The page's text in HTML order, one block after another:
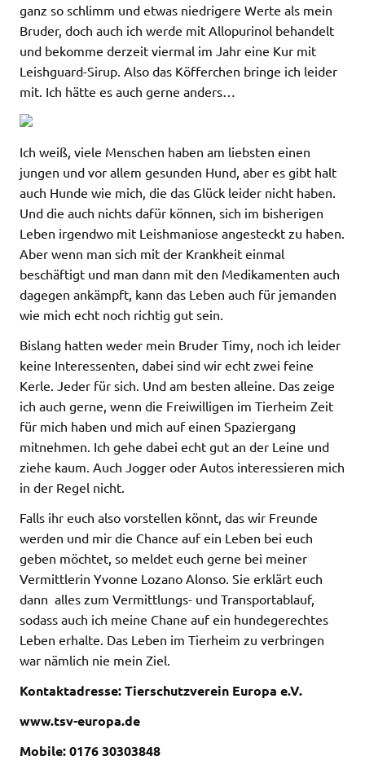
ganz so schlimm und etwas niedrigere Werte als mein
Bruder, doch auch ich werde mit Allopurinol behandelt
und bekomme derzeit viermal im Jahr eine Kur mit
Leishguard-Sirup. Also das Köfferchen bringe ich leider
mit. Ich hätte es auch gerne anders…
Ich weiß, viele Menschen haben am liebsten einen
jungen und vor allem gesunden Hund, aber es gibt halt
auch Hunde wie mich, die das Glück leider nicht haben.
Und die auch nichts dafür können, sich im bisherigen
Leben irgendwo mit Leishmaniose angesteckt zu haben.
Aber wenn man sich mit der Krankheit einmal
beschäftigt und man dann mit den Medikamenten auch
dagegen ankämpft, kann das Leben auch für jemanden
wie mich echt noch richtig gut sein.
Bislang hatten weder mein Bruder Timy, noch ich leider
keine Interessenten, dabei sind wir echt zwei feine
Kerle. Jeder für sich. Und am besten alleine. Das zeige
ich auch gerne, wenn die Freiwilligen im Tierheim Zeit
für mich haben und mich auf einen Spaziergang
mitnehmen. Ich gehe dabei echt gut an der Leine und
ziehe kaum. Auch Jogger oder Autos interessieren mich
in der Regel nicht.
Falls ihr euch also vorstellen könnt, das wir Freunde
werden und mir die Chance auf ein Leben bei euch
geben möchtet, so meldet euch gerne bei meiner
Vermittlerin Yvonne Lozano Alonso. Sie erklärt euch
dann alles zum Vermittlungs- und Transportablauf,
sodass auch ich meine Chane auf ein hundegerechtes
Leben erhalte. Das Leben im Tierheim zu verbringen
war nämlich nie mein Ziel.
Kontaktadresse: Tierschutzverein Europa e.V.
www.tsv-europa.de
Mobile: 0176 30303848